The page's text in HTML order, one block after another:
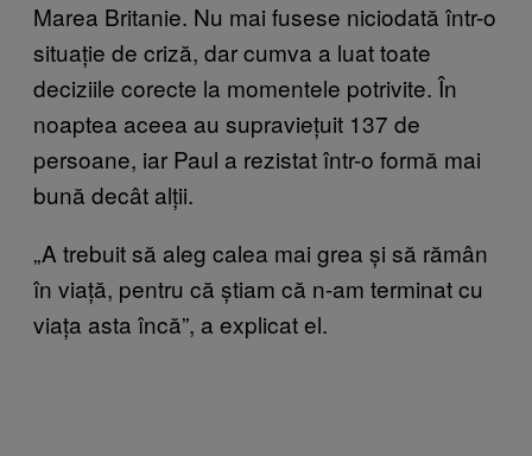
Marea Britanie. Nu mai fusese niciodată într-o
situație de criză, dar cumva a luat toate
deciziile corecte la momentele potrivite. În
noaptea aceea au supraviețuit 137 de
persoane, iar Paul a rezistat într-o formă mai
bună decât alții.
„A trebuit să aleg calea mai grea și să rămân
în viață, pentru că știam că n-am terminat cu
viața asta încă”, a explicat el.